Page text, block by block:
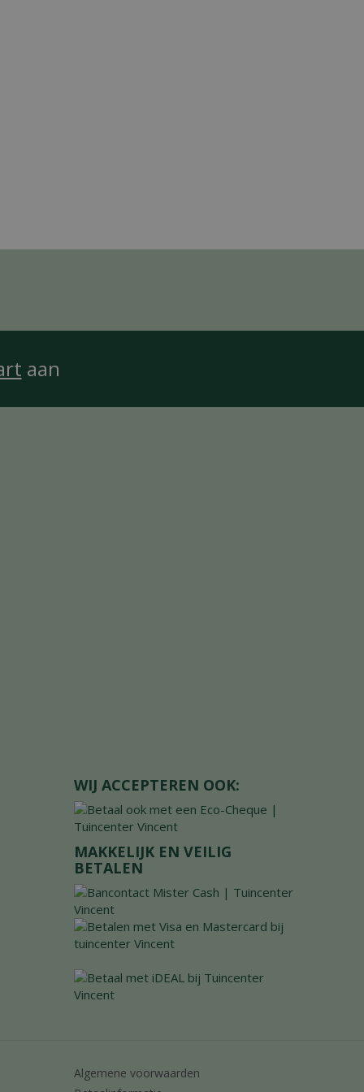
aan
WIJ ACCEPTEREN OOK:
MAKKELIJK EN VEILIG
BETALEN
Algemene voorwaarden